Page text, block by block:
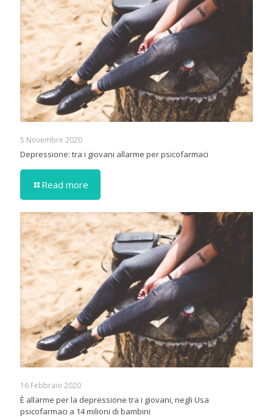
5 Novembre 2020
Depressione: tra i giovani allarme per psicofarmaci
Read more
16 Febbraio 2020
È allarme per la depressione tra i giovani, negli Usa
psicofarmaci a 14 milioni di bambini